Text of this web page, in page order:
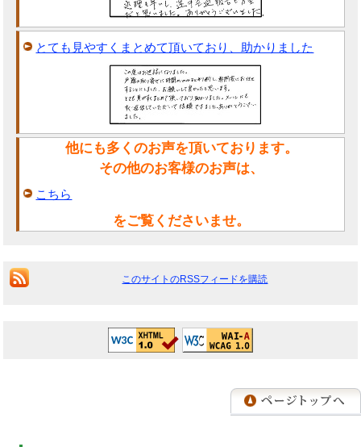
とても見やすくまとめて頂いており、助かりました
他にも多くのお声を頂いております。
その他のお客様のお声は、
こちら
をご覧くださいませ。
このサイトのRSSフィードを購読